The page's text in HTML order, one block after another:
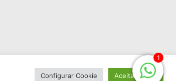
1
Configurar Cookie Aceitar Todos